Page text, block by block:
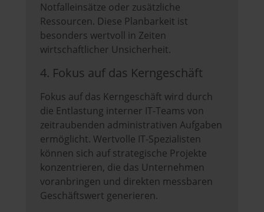
Notfalleinsätze oder zusätzliche
Ressourcen. Diese Planbarkeit ist
besonders wertvoll in Zeiten
wirtschaftlicher Unsicherheit.
4. Fokus auf das Kerngeschäft
Fokus auf das Kerngeschäft wird durch
die Entlastung interner IT-Teams von
zeitraubenden administrativen Aufgaben
ermöglicht. Wertvolle IT-Spezialisten
können sich auf strategische Projekte
konzentrieren, die das Unternehmen
voranbringen und direkten messbaren
Geschäftswert generieren.